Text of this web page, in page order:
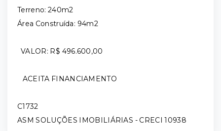
Terreno: 240m2
Área Construída: 94m2
VALOR: R$ 496.600,00
ACEITA FINANCIAMENTO
C1732
ASM SOLUÇÕES IMOBILIÁRIAS - CRECI 10938